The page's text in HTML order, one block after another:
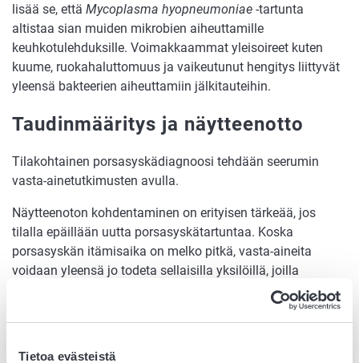
Tietoa evästeistä
lisää se, että Mycoplasma hyopneumoniae -tartunta
altistaa sian muiden mikrobien aiheuttamille
keuhkotulehduksille. Voimakkaammat yleisoireet kuten
kuume, ruokahaluttomuus ja vaikeutunut hengitys liittyvät
yleensä bakteerien aiheuttamiin jälkitauteihin.
Taudinmääritys ja näytteenotto
Tilakohtainen porsasyskädiagnoosi tehdään seerumin
vasta-ainetutkimusten avulla.
Näytteenoton kohdentaminen on erityisen tärkeää, jos
tilalla epäillään uutta porsasyskätartuntaa. Koska
porsasyskän itämisaika on melko pitkä, vasta-aineita
voidaan yleensä jo todeta sellaisilla yksilöillä, joilla
yskäoireet ovat alkaneet muutamia päiviä aikaisemmin.
Tautiepäilytilanteissa näytteenotto tulisi tämän vuoksi
kohdistaa nimenomaan yskiviin sikoihin ja niiden kanssa